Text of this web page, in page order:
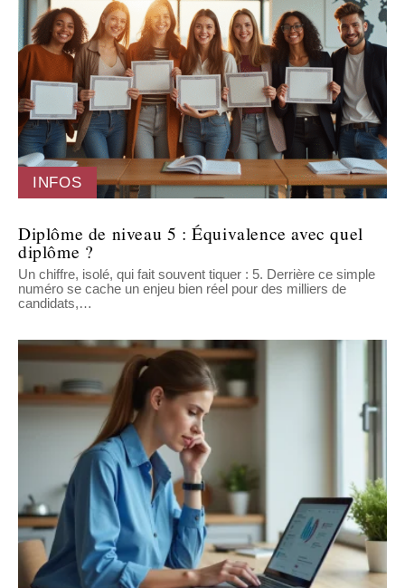
INFOS
Diplôme de niveau 5 : Équivalence avec quel
diplôme ?
Un chiffre, isolé, qui fait souvent tiquer : 5. Derrière ce simple
numéro se cache un enjeu bien réel pour des milliers de
candidats,…